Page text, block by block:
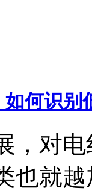
何识别
，对
也就